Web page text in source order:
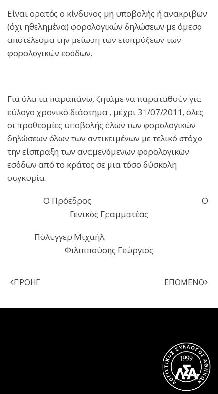
Είναι ορατός ο κίνδυνος μη υποβολής ή ανακριβών
(όχι ηθελημένα) φορολογικών δηλώσεων με άμεσο
αποτέλεσμα την μείωση των εισπράξεων των
φορολογικών εσόδων.
Για όλα τα παραπάνω, ζητάμε να παραταθούν για
εύλογο χρονικό διάστημα , μέχρι 31/07/2011, όλες
οι προθεσμίες υποβολής όλων των φορολογικών
δηλώσεων όλων των αντικειμένων με τελικό στόχο
την είσπραξη των αναμενόμενων φορολογικών
εσόδων από το κράτος σε μια τόσο δύσκολη
συγκυρία.
Ο Πρόεδρος Ο
Γενικός Γραμματέας
Πόλυγγερ Μιχαήλ
Φιλιππούσης Γεώργιος
ΠΡΟΗΓ ΕΠΌΜΕΝΟ